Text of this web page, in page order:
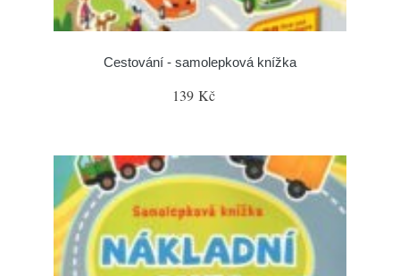
Cestování - samolepková knížka
139 Kč